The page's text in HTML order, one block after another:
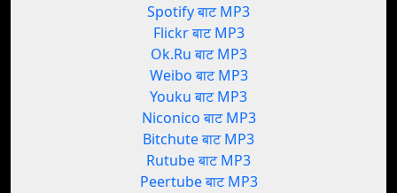
Spotify बाट MP3
Flickr बाट MP3
Ok.Ru बाट MP3
Weibo बाट MP3
Youku बाट MP3
Niconico बाट MP3
Bitchute बाट MP3
Rutube बाट MP3
Peertube बाट MP3